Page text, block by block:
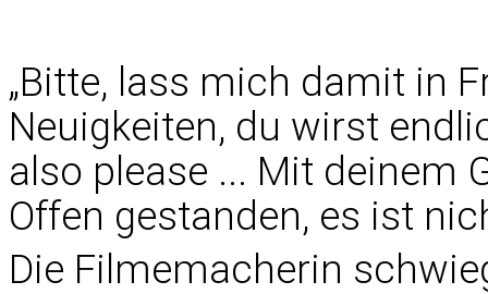
„Bitte, lass mich damit in
Neuigkeiten, du wirst
also please ... Mit deinem
Offen gestanden, es ist
Die Filmemacherin